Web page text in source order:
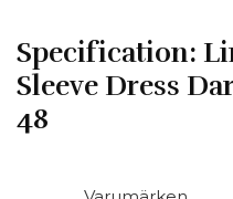
Specification:
Sleeve Dress
48